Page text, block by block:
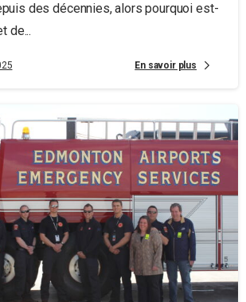
des décennies, alors pourquoi est-
de...
En savoir plus